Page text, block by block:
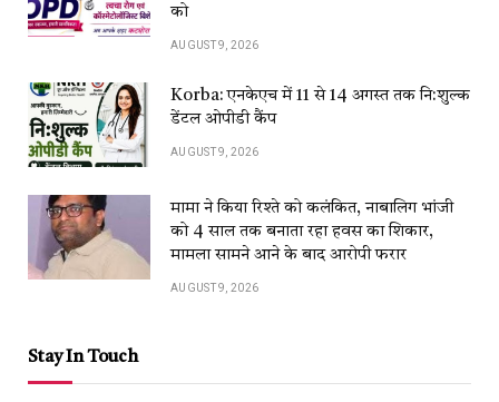
को
AUGUST 9, 2026
Korba: एनकेएच में 11 से 14 अगस्त तक नि:शुल्क
डेंटल ओपीडी कैंप
AUGUST 9, 2026
मामा ने किया रिश्ते को कलंकित, नाबालिग भांजी
को 4 साल तक बनाता रहा हवस का शिकार,
मामला सामने आने के बाद आरोपी फरार
AUGUST 9, 2026
Stay In Touch